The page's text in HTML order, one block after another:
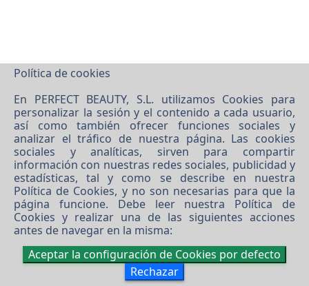
©2026 PERFECT BEAUTY, S.L.
Software XgestEvo
Política de cookies
En PERFECT BEAUTY, S.L. utilizamos Cookies para
personalizar la sesión y el contenido a cada usuario,
así como también ofrecer funciones sociales y
analizar el tráfico de nuestra página. Las cookies
sociales y analíticas, sirven para compartir
información con nuestras redes sociales, publicidad y
estadísticas, tal y como se describe en nuestra
Política de Cookies, y no son necesarias para que la
página funcione. Debe leer nuestra Política de
Cookies y realizar una de las siguientes acciones
antes de navegar en la misma:
Aceptar la configuración de Cookies por defecto
Rechazar